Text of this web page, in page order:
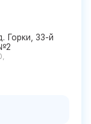
Горки, 33-й